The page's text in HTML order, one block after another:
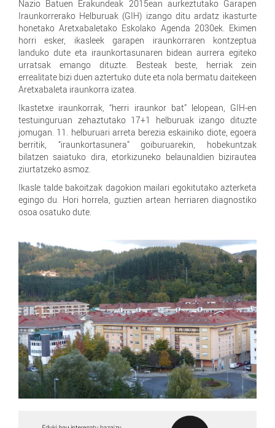
Nazio Batuen Erakundeak 2015ean aurkeztutako Garapen
Iraunkorrerako Helburuak (GIH) izango ditu ardatz ikasturte
honetako Aretxabaletako Eskolako Agenda 2030ek. Ekimen
horri esker, ikasleek garapen iraunkorraren kontzeptua
landuko dute eta iraunkortasunaren bidean aurrera egiteko
urratsak emango dituzte. Besteak beste, herriak zein
errealitate bizi duen aztertuko dute eta nola bermatu daitekeen
Aretxabaleta iraunkorra izatea.
Ikastetxe iraunkorrak,“herri iraunkor bat” lelopean, GIH-en
testuinguruan zehaztutako 17+1 helburuak izango dituzte
jomugan. 11. helburuari arreta berezia eskainiko diote, egoera
berritik, “iraunkortasunera”
goiburuarekin, hobekuntzak
bilatzen saiatuko dira, etorkizuneko belaunaldien bizirautea
ziurtatzeko asmoz.
Ikasle talde bakoitzak dagokion mailari egokitutako azterketa
egingo du. Hori horrela, guztien artean herriaren diagnostiko
osoa osatuko dute.